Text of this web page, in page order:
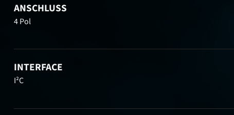
ANSCHLUSS
4 Pol
INTERFACE
I²C